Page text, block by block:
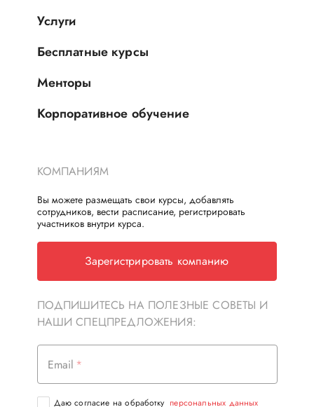
Услуги
Бесплатные курсы
Менторы
Корпоративное обучение
КОМПАНИЯМ
Вы можете размещать свои курсы, добавлять
сотрудников, вести расписание, регистрировать
участников внутри курса.
Зарегистрировать компанию
ПОДПИШИТЕСЬ НА ПОЛЕЗНЫЕ СОВЕТЫ И
НАШИ СПЕЦПРЕДЛОЖЕНИЯ:
Email
Даю согласие на обработку персональных данных